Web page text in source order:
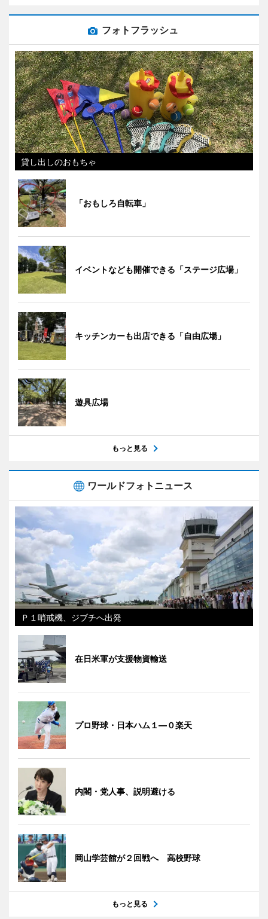
フォトフラッシュ
貸し出しのおもちゃ
「おもしろ自転車」
イベントなども開催できる「ステージ広場」
キッチンカーも出店できる「自由広場」
遊具広場
もっと見る
ワールドフォトニュース
Ｐ１哨戒機、ジブチへ出発
在日米軍が支援物資輸送
プロ野球・日本ハム１―０楽天
内閣・党人事、説明避ける
岡山学芸館が２回戦へ 高校野球
もっと見る